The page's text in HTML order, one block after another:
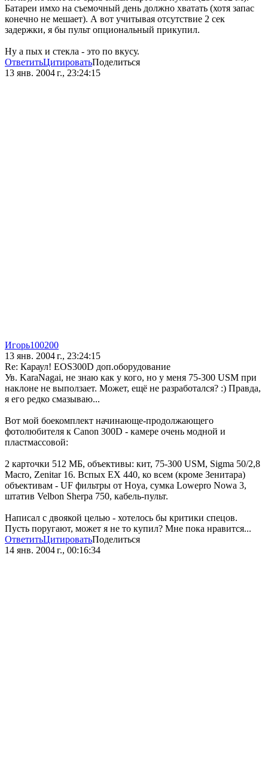
Батареи имхо на съемочный день должно хватать (хотя запас
конечно не мешает). А вот учитывая отсутствие 2 сек
задержки, я бы пульт опциональный прикупил.
Ну а пых и стекла - это по вкусу.
ОтветитьЦитироватьПоделиться
13 янв. 2004 г., 23:24:15
Игорь100200
13 янв. 2004 г., 23:24:15
Re: Караул! EOS300D доп.оборудование
Ув. KaraNagai, не знаю как у кого, но у меня 75-300 USM при
наклоне не выползает. Может, ещё не разработался? :) Правда,
я его редко смазываю...
Вот мой боекомплект начинающе-продолжающего
фотолюбителя к Canon 300D - камере очень модной и
пластмассовой:
2 карточки 512 МБ, объективы: кит, 75-300 USM, Sigma 50/2,8
Macro, Zenitar 16. Вспых EX 440, ко всем (кроме Зенитара)
объективам - UF фильтры от Hoya, сумка Lowepro Nowa 3,
штатив Velbon Sherpa 750, кабель-пульт.
Написал с двоякой целью - хотелось бы критики спецов.
Пусть поругают, может я не то купил? Мне пока нравится...
ОтветитьЦитироватьПоделиться
14 янв. 2004 г., 00:16:34